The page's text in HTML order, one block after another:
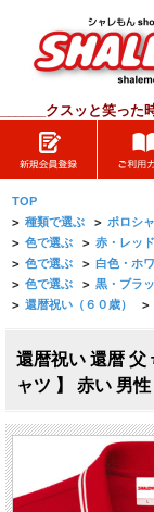
クスッと笑った
TOP
> 種類で選ぶ > ポロシ
> 色で選ぶ > 赤・レッド
> 色で選ぶ > 白色・ホ
> 色で選ぶ > 黒・ブラ
> 還暦祝い（６０歳） >
還暦祝い 還暦 父
ャツ 】 赤い 男